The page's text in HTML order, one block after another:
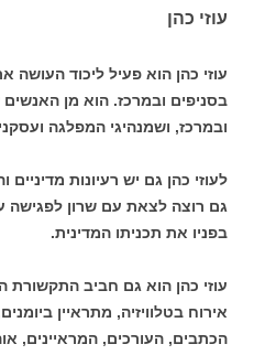
עוזי כהן
עוזי כהן הוא פעיל ליכוד
בסניפים ובמרכז. הוא מן
ובמרכז, ושמנהיגי המפלגה
לעוזי כהן גם יש רעיונות
גם רוצה לצאת עם שרון לפגישה
בפניו את תכניתו המדינית.
עוזי כהן הוא גם חביב
אירוח בטלוויזיה, מתראיין
הכתבים, העורכים, המראיינים,